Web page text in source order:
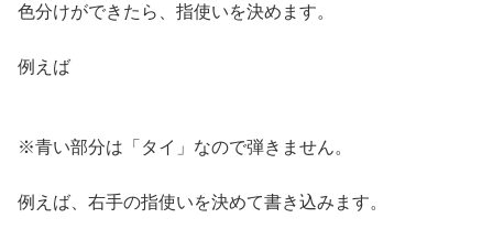
色分けができたら、指使いを決めます。
例えば
※青い部分は「タイ」なので弾きません。
例えば、右手の指使いを決めて書き込みます。